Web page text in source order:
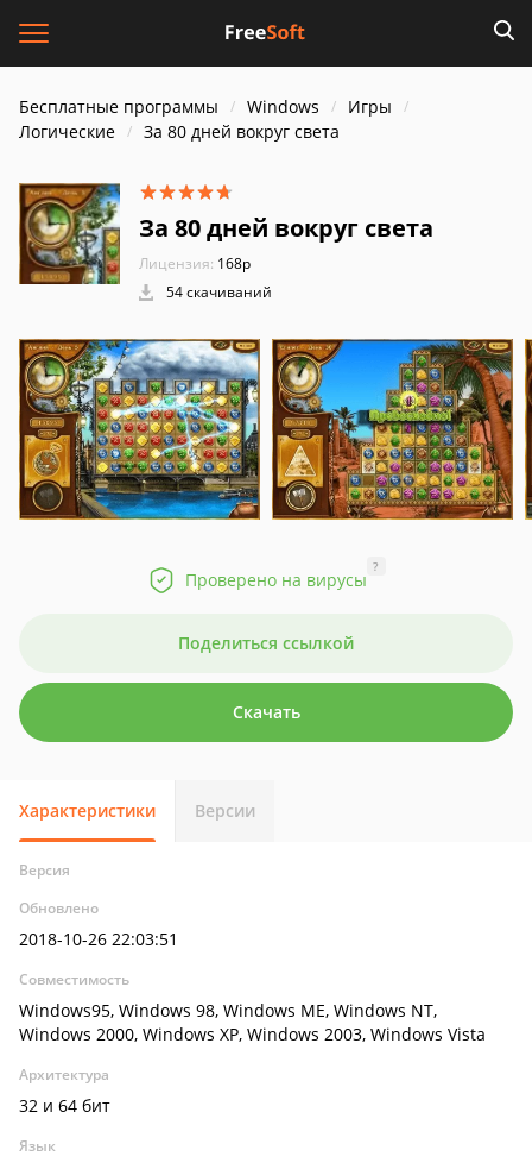
Бесплатные программы Windows
Игры
Логические
За 80 дней вокруг света
За 80 дней вокруг света
Лицензия: 168р
54 скачиваний
Проверено на вирусы
?
Поделиться ссылкой
Скачать
Характеристики Версии
Версия
Обновлено
2018-10-26 22:03:51
Совместимость
Windows95, Windows 98, Windows ME, Windows NT,
Windows 2000, Windows XP, Windows 2003, Windows Vista
Архитектура
32 и 64 бит
Язык